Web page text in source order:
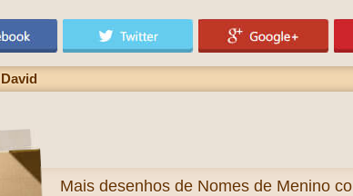
Mais desenhos de Nomes de Menino